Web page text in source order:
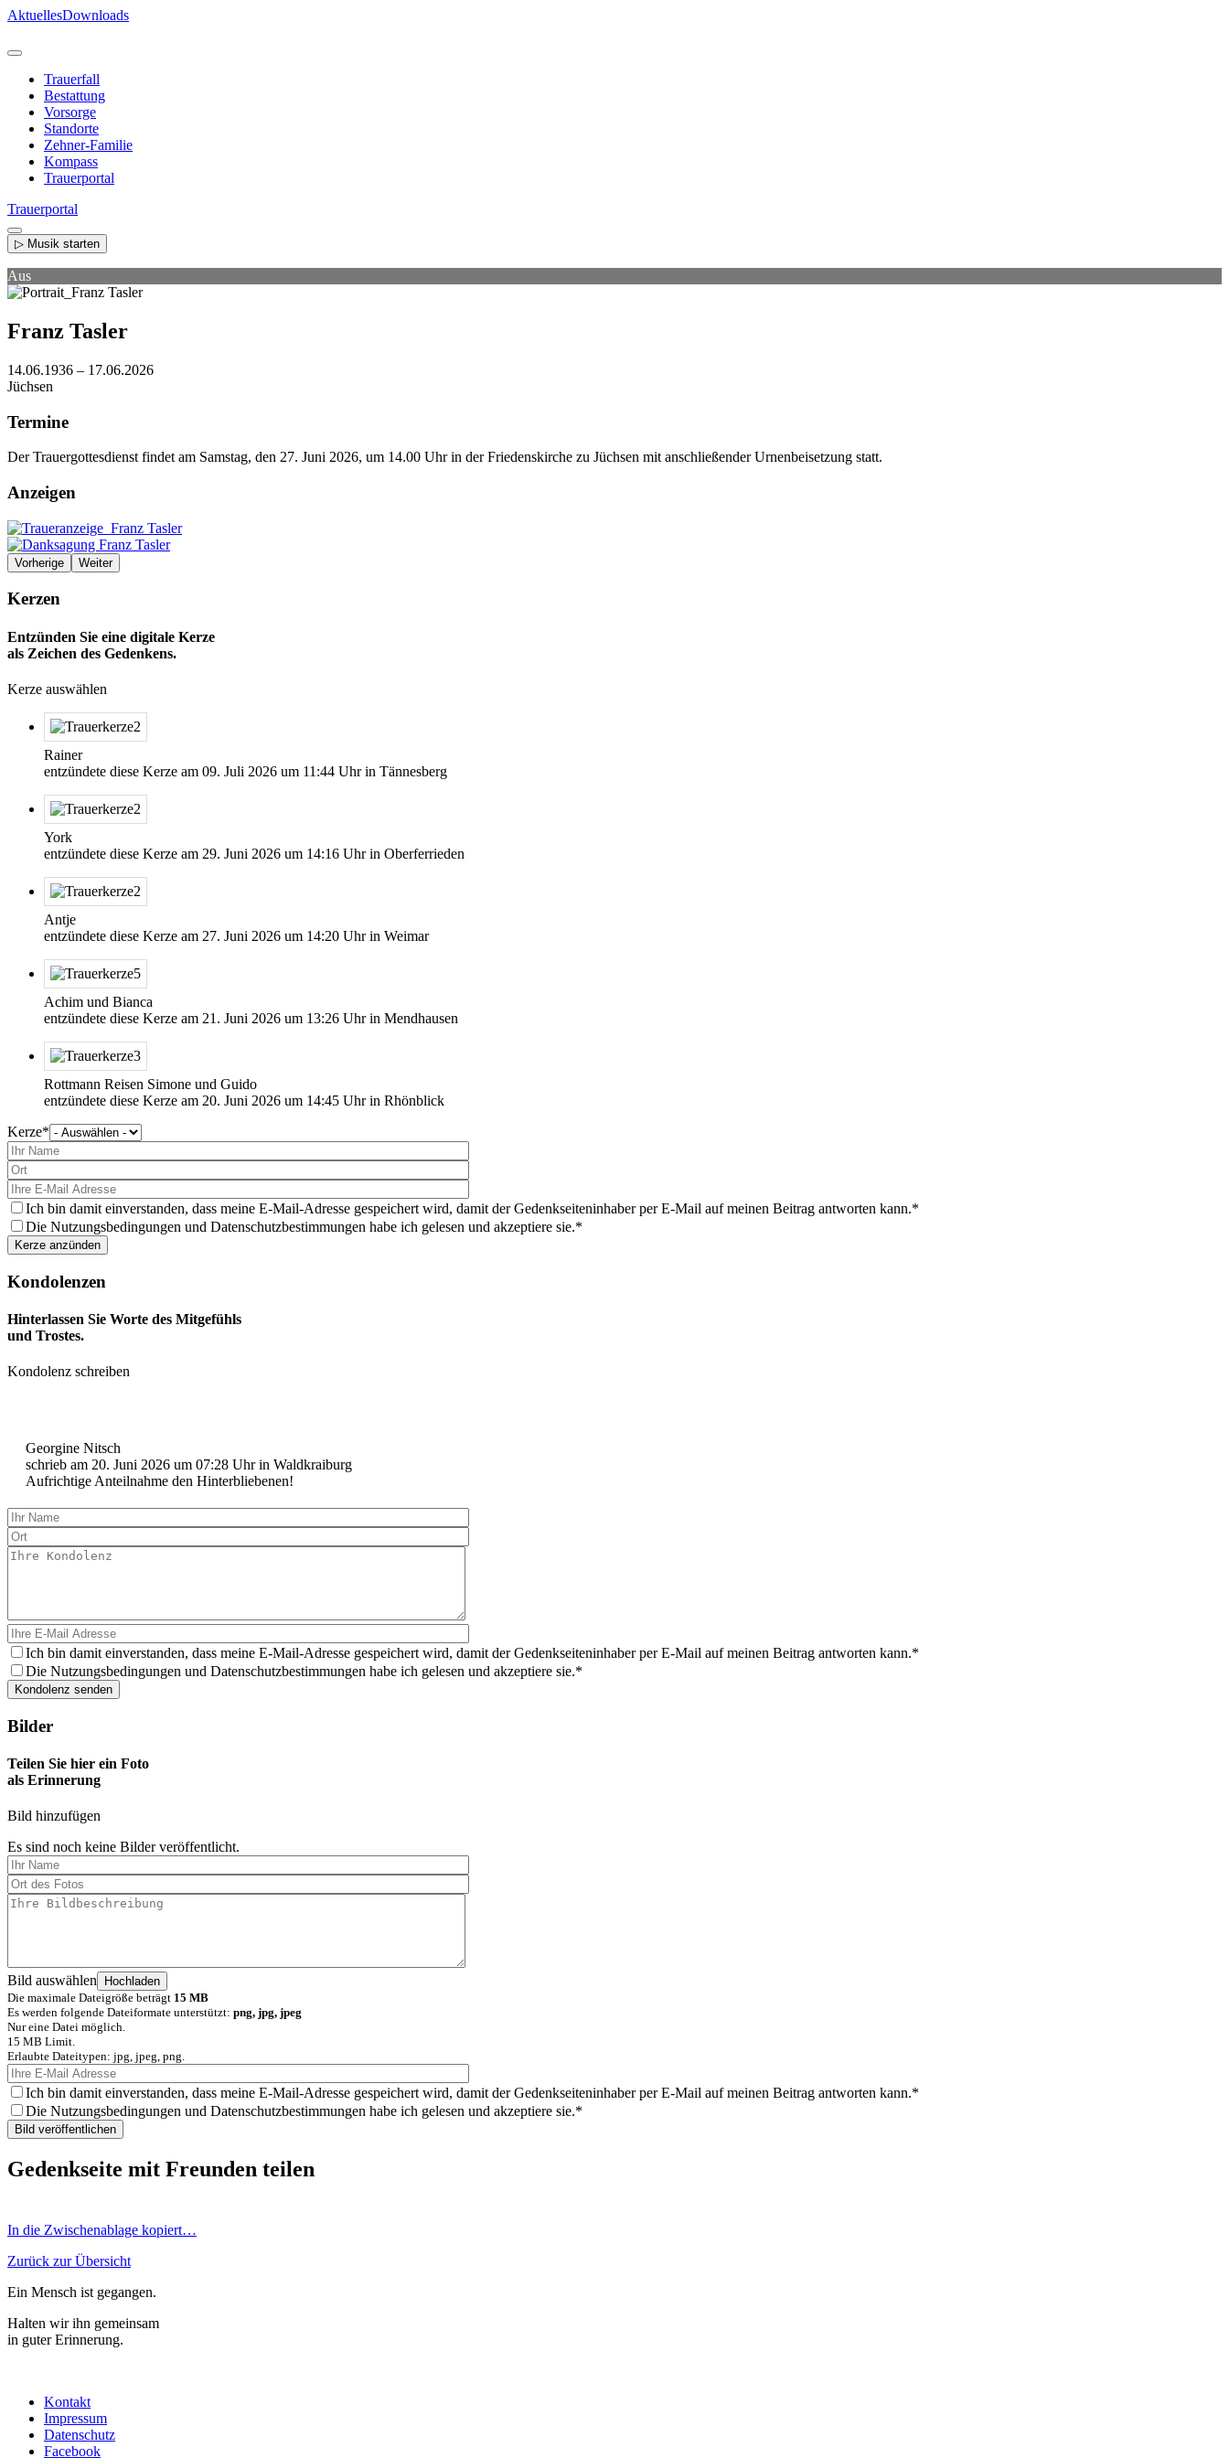
Direkt
Inhalt
AktuellesDownloads
Trauerfall
Bestattung
Vorsorge
Standorte
Zehner-Familie
Kompass
Trauerportal
Trauerportal
▷ Musik starten
Aus
Franz Tasler
14.06.1936 – 17.06.2026
Jüchsen
Termine
Der Trauergottesdienst findet am Samstag, den 27. Juni 2026, um 14.00 Uhr in der Friedenskirche zu Jüchsen mit anschließender Urnenbeisetzung statt.
Anzeigen
Vorherige Weiter
Kerzen
Entzünden Sie eine digitale Kerze
als Zeichen des Gedenkens.
Kerze auswählen
Rainer
entzündete diese Kerze am 09. Juli 2026 um 11:44 Uhr in Tännesberg
York
entzündete diese Kerze am 29. Juni 2026 um 14:16 Uhr in Oberferrieden
Antje
entzündete diese Kerze am 27. Juni 2026 um 14:20 Uhr in Weimar
Achim und Bianca
entzündete diese Kerze am 21. Juni 2026 um 13:26 Uhr in Mendhausen
Rottmann Reisen Simone und Guido
entzündete diese Kerze am 20. Juni 2026 um 14:45 Uhr in Rhönblick
Kerze
wählen
Sie
aus
Ich bin damit einverstanden, dass meine E-Mail-Adresse gespeichert wird, damit der Gedenkseiteninhaber per E-Mail auf meinen Beitrag antworten kann.
Die Nutzungsbedingungen und Datenschutzbestimmungen habe ich gelesen und akzeptiere sie.
Kondolenzen
Hinterlassen Sie Worte des Mitgefühls
und Trostes.
Kondolenz schreiben
Georgine Nitsch
schrieb am 20. Juni 2026 um 07:28 Uhr in Waldkraiburg
Aufrichtige Anteilnahme den Hinterbliebenen!
Ich bin damit einverstanden, dass meine E-Mail-Adresse gespeichert wird, damit der Gedenkseiteninhaber per E-Mail auf meinen Beitrag antworten kann.
Die Nutzungsbedingungen und Datenschutzbestimmungen habe ich gelesen und akzeptiere sie.
Bilder
Teilen Sie hier ein Foto
als Erinnerung
Bild hinzufügen
Es sind noch keine Bilder veröffentlicht.
Bild auswählen
Die maximale Dateigröße beträgt 15 MB
Es werden folgende Dateiformate unterstützt: png, jpg, jpeg
Nur eine Datei möglich.
15 MB Limit.
Erlaubte Dateitypen: jpg, jpeg, png.
Ich bin damit einverstanden, dass meine E-Mail-Adresse gespeichert wird, damit der Gedenkseiteninhaber per E-Mail auf meinen Beitrag antworten kann.
Die Nutzungsbedingungen und Datenschutzbestimmungen habe ich gelesen und akzeptiere sie.
Gedenkseite mit Freunden teilen
In die Zwischenablage kopiert…
Zurück zur Übersicht
Ein Mensch ist gegangen.
Halten wir ihn gemeinsam
in guter Erinnerung.
Kontakt
Impressum
Datenschutz
Facebook